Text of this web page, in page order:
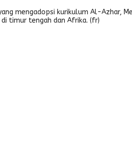
mengadopsi kurikulum Al-Azhar,
timur tengah dan Afrika. (fr)